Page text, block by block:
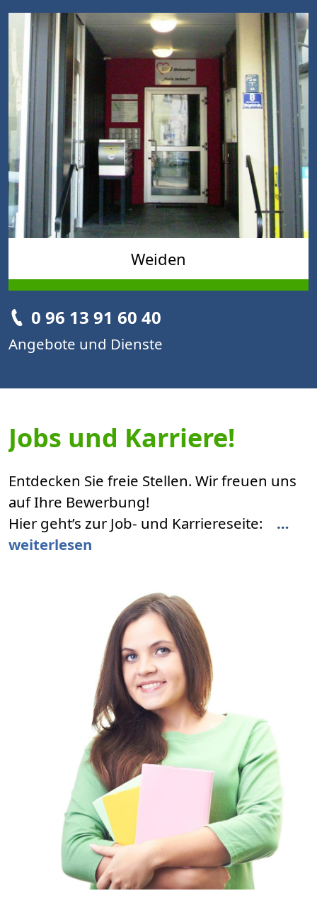
Weiden
0 96 13 91 60 40
Angebote und Dienste
Jobs und Karriere!
Entdecken Sie freie Stellen. Wir freuen uns
auf Ihre Bewerbung!
Hier geht’s zur Job- und Karriereseite: …
weiterlesen